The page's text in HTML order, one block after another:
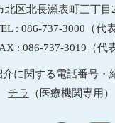
北区北長瀬表町三丁目
: 086-737-3000（代表
: 086-737-3019（代
に関する電話番号・
チラ
（医療機関専用）